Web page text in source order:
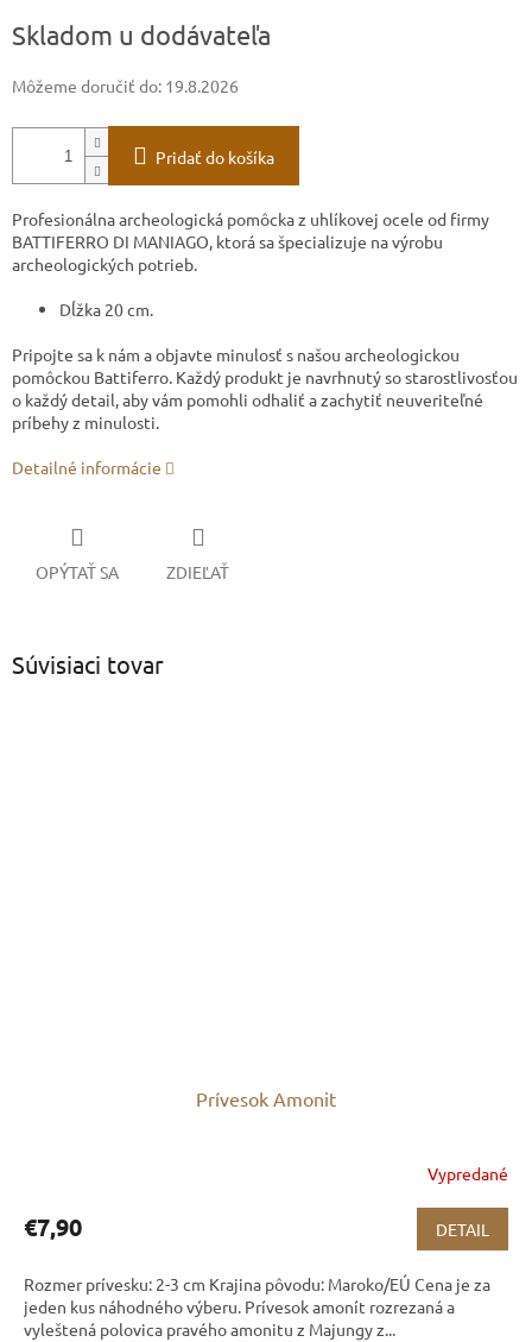
cena:
Skladom u dodávateľa
Môžeme doručiť do: 19.8.2026
Pridať do košíka
Profesionálna archeologická pomôcka z uhlíkovej ocele od firmy
BATTIFERRO DI MANIAGO, ktorá sa špecializuje na výrobu
archeologických potrieb.
Dĺžka 20 cm.
Pripojte sa k nám a objavte minulosť s našou archeologickou
pomôckou Battiferro. Každý produkt je navrhnutý so starostlivosťou
o každý detail, aby vám pomohli odhaliť a zachytiť neuveriteľné
príbehy z minulosti.
Detailné informácie
OPÝTAŤ SA ZDIEĽAŤ
Súvisiaci tovar
Prívesok Amonit
Vypredané
€7,90 DETAIL
Rozmer prívesku: 2-3 cm Krajina pôvodu: Maroko/EÚ Cena je za
jeden kus náhodného výberu. Prívesok amonít rozrezaná a
vyleštená polovica pravého amonitu z Majungy z...